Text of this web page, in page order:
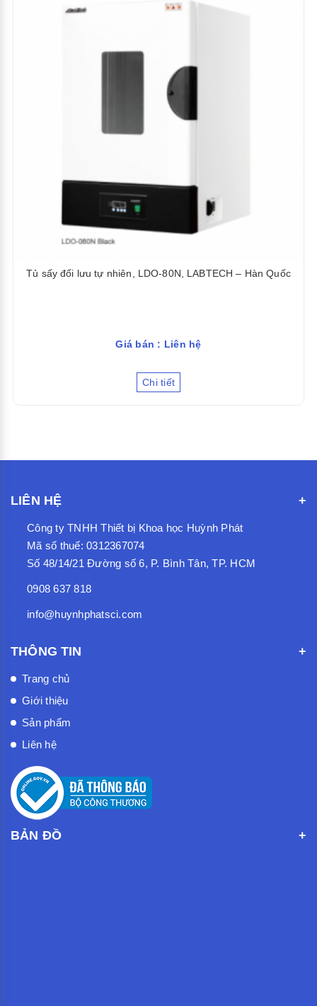
Tủ sấy đối lưu tự nhiên, LDO-80N, LABTECH – Hàn Quốc
Giá bán : Liên hệ
Chi tiết
LIÊN HỆ
Công ty TNHH Thiết bị Khoa học Huỳnh Phát
Mã số thuế: 0312367074
Số 48/14/21 Đường số 6, P. Bình Tân, TP. HCM
0908 637 818
info@huynhphatsci.com
THÔNG TIN
Trang chủ
Giới thiệu
Sản phẩm
Liên hệ
BẢN ĐỒ